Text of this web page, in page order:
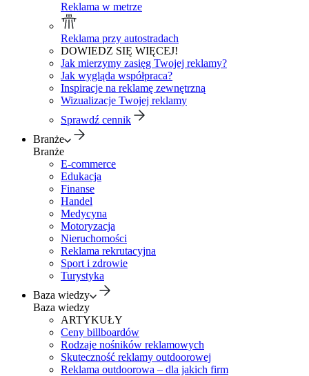
Reklama w metrze
Reklama przy autostradach
DOWIEDZ SIĘ WIĘCEJ!
Jak mierzymy zasięg Twojej reklamy?
Jak wygląda współpraca?
Inspiracje na reklamę zewnętrzną
Wizualizacje Twojej reklamy
Sprawdź cennik
Branże
Branże
E-commerce
Edukacja
Finanse
Handel
Medycyna
Motoryzacja
Nieruchomości
Reklama rekrutacyjna
Sport i zdrowie
Turystyka
Baza wiedzy
Baza wiedzy
ARTYKUŁY
Ceny billboardów
Rodzaje nośników reklamowych
Skuteczność reklamy outdoorowej
Reklama outdoorowa – dla jakich firm